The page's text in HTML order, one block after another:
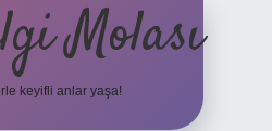
Molası
keyifli anlar yaşa!